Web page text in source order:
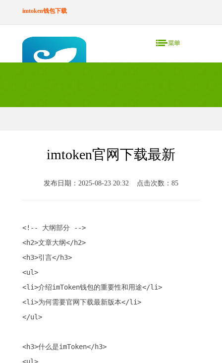
imtoken钱包下载
imtoken官网下载最新
发布日期：2025-08-23 20:32 点击次数：85
<!-- 大纲部分 -->
<h2>文章大纲</h2>
<h3>引言</h3>
<ul>
<li>介绍imToken钱包的重要性和用途</li>
<li>为何需要官网下载最新版本</li>
</ul>
<h3>什么是imToken</h3>